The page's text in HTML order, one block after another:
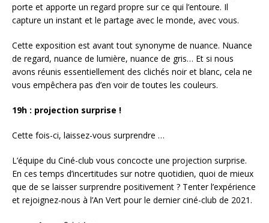
porte et apporte un regard propre sur ce qui l’entoure. Il
capture un instant et le partage avec le monde, avec vous.
Cette exposition est avant tout synonyme de nuance. Nuance
de regard, nuance de lumière, nuance de gris… Et si nous
avons réunis essentiellement des clichés noir et blanc, cela ne
vous empêchera pas d’en voir de toutes les couleurs.
19h : projection surprise !
Cette fois-ci, laissez-vous surprendre …
L’équipe du Ciné-club vous concocte une projection surprise.
En ces temps d’incertitudes sur notre quotidien, quoi de mieux
que de se laisser surprendre positivement ? Tenter l’expérience
et rejoignez-nous à l’An Vert pour le dernier ciné-club de 2021.